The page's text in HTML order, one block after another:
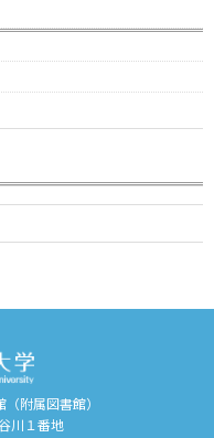
附属図書館）
川１番地